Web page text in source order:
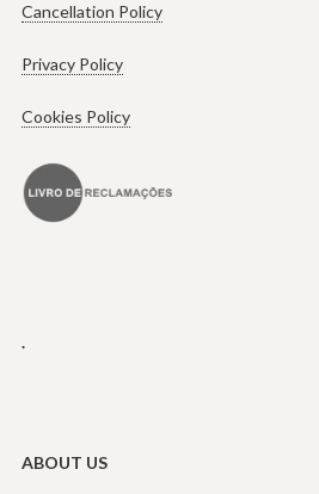
Cancellation Policy
Privacy Policy
Cookies Policy
.
ABOUT US